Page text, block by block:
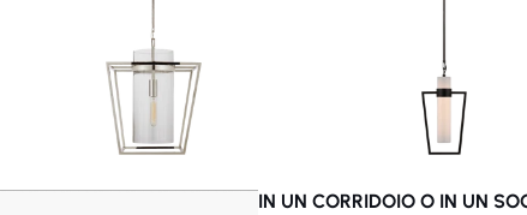
IN UN CORRIDOIO O IN UN